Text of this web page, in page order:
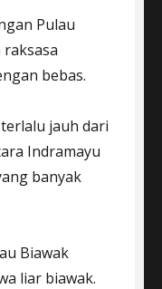
Pulau
bebas.
jauh dari
Indramayu
banyak
Biawak
liar biawak.